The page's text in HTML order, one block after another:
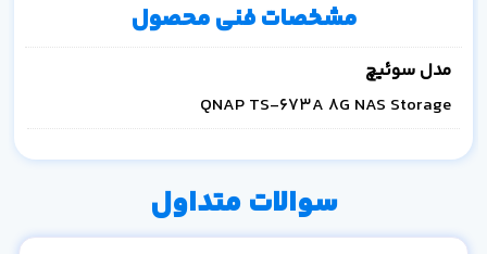
مشخصات فنی محصول
مدل سوئیچ
QNAP TS-673A 8G NAS Storage
سوالات متداول